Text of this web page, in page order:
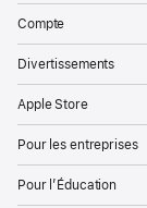
Compte
Divertissements
Apple Store
Pour les entreprises
Pour l’Éducation